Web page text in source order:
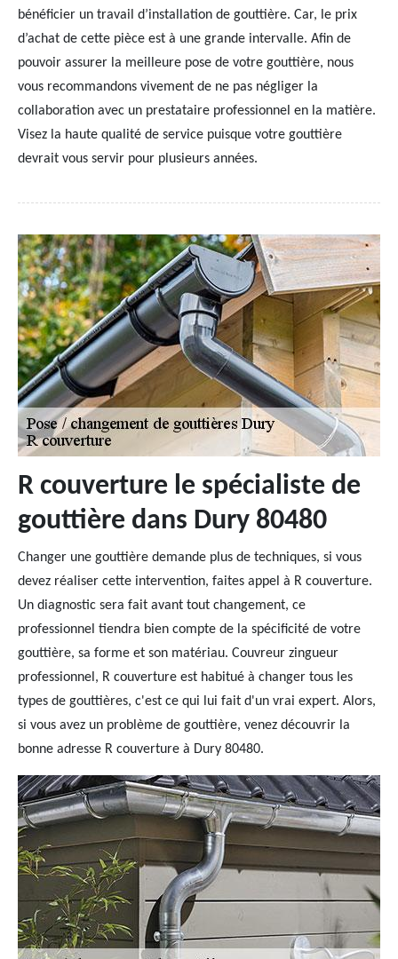
bénéficier un travail d’installation de gouttière. Car, le prix
d’achat de cette pièce est à une grande intervalle. Afin de
pouvoir assurer la meilleure pose de votre gouttière, nous
vous recommandons vivement de ne pas négliger la
collaboration avec un prestataire professionnel en la matière.
Visez la haute qualité de service puisque votre gouttière
devrait vous servir pour plusieurs années.
R couverture le spécialiste de
gouttière dans Dury 80480
Changer une gouttière demande plus de techniques, si vous
devez réaliser cette intervention, faites appel à R couverture.
Un diagnostic sera fait avant tout changement, ce
professionnel tiendra bien compte de la spécificité de votre
gouttière, sa forme et son matériau. Couvreur zingueur
professionnel, R couverture est habitué à changer tous les
types de gouttières, c'est ce qui lui fait d'un vrai expert. Alors,
si vous avez un problème de gouttière, venez découvrir la
bonne adresse R couverture à Dury 80480.